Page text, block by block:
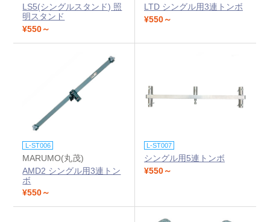
LS5(シングルスタンド) 照
明スタンド
¥550～
LTD シングル用3連トンボ
¥550～
L-ST006
MARUMO(丸茂)
AMD2 シングル用3連トン
ボ
¥550～
L-ST007
シングル用5連トンボ
¥550～